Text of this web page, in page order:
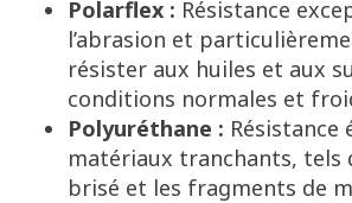
Polarflex : Résistance
l’abrasion et
résister aux huiles et aux
conditions normales et
Polyuréthane : Résistance
matériaux tranchants, tels
brisé et les fragments de